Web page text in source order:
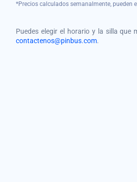
*Precios calculados semanalmente, pueden
Puedes elegir el horario y la silla
contactenos@pinbus.com.